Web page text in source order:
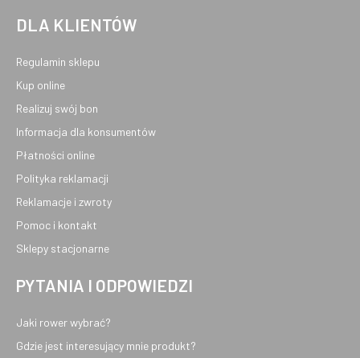
DLA KLIENTÓW
Regulamin sklepu
Kup online
Realizuj swój bon
Informacja dla konsumentów
Płatności online
Polityka reklamacji
Reklamacje i zwroty
Pomoc i kontakt
Sklepy stacjonarne
PYTANIA I ODPOWIEDZI
Jaki rower wybrać?
Gdzie jest interesujący mnie produkt?